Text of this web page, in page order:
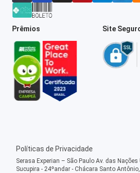
Prêmios Site
Políticas de Privacidade
Serasa Experian – São Paulo Av. das
Sucupira - 24ºandar - Chácara Santo